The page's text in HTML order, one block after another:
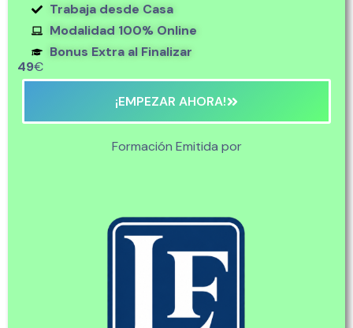
Trabaja desde Casa
Modalidad 100% Online
Bonus Extra al Finalizar
49€
¡EMPEZAR AHORA!
Formación Emitida por